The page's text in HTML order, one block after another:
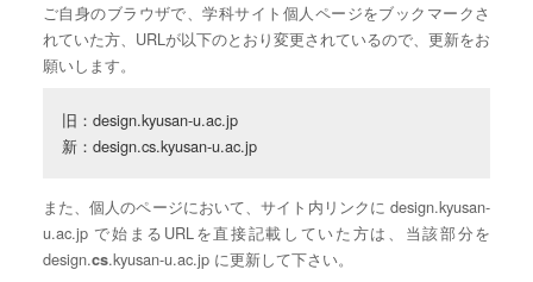
ご自身のブラウザで、学科サイト個人ページをブックマークさ
れていた方、URLが以下のとおり変更されているので、更新をお
願いします。
旧：design.kyusan-u.ac.jp
新：design.cs.kyusan-u.ac.jp
また、個人のページにおいて、サイト内リンクに design.kyusan-
u.ac.jp で始まるURLを直接記載していた方は、当該部分を
design.cs.kyusan-u.ac.jp に更新して下さい。